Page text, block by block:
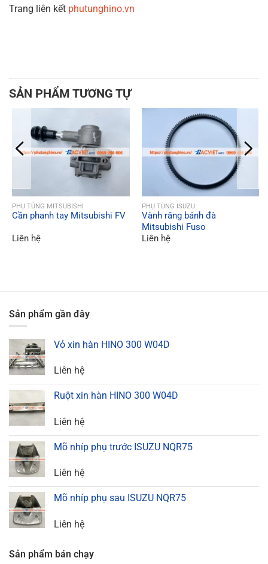
Trang liên kết phutunghino.vn
SẢN PHẨM TƯƠNG TỰ
QUICK VIEW
PHỤ TÙNG MITSUBISHI
Cần phanh tay Mitsubishi FV
Liên hệ
QUICK VIEW
PHỤ TÙNG ISUZU
Vành răng bánh đà
Mitsubishi Fuso
Liên hệ
Sản phẩm gần đây
Vỏ xin hàn HINO 300 W04D
Liên hệ
Ruột xin hàn HINO 300 W04D
Liên hệ
Mõ nhíp phụ trước ISUZU NQR75
Liên hệ
Mõ nhíp phụ sau ISUZU NQR75
Liên hệ
Sản phẩm bán chạy